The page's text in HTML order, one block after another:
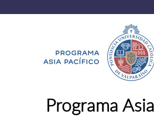
Programa